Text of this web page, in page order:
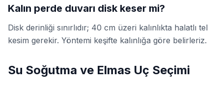
Kalın perde duvarı disk keser mi?
Disk derinliği sınırlıdır; 40 cm üzeri kalınlıkta halatlı tel
kesim gerekir. Yöntemi keşifte kalınlığa göre belirleriz.
Su Soğutma ve Elmas Uç Seçimi